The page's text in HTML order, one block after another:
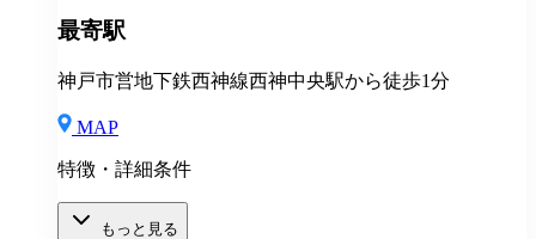
最寄駅
神戸市営地下鉄西神線西神中央駅から徒歩1分
MAP
特徴・詳細条件
もっと見る